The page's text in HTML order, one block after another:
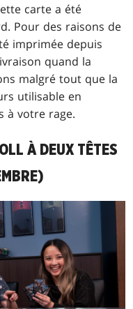
carte a été
Pour des raisons de
imprimée depuis
quand la
malgré tout que la
utilisable en
à votre rage.
À DEUX TÊTES